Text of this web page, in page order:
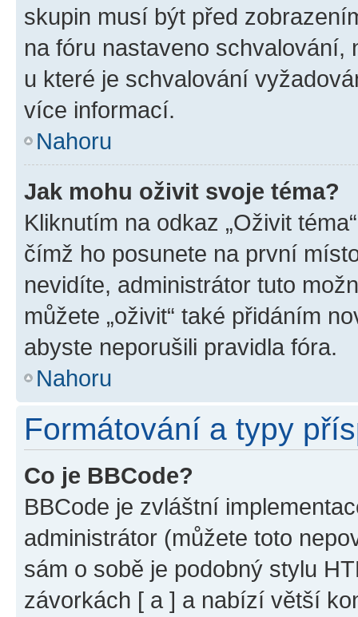
skupin musí být před
na fóru nastaveno schvalování,
u které je schvalování
více informací.
Nahoru
Jak mohu oživit svoje téma?
Kliknutím na odkaz „Oživit
čímž ho posunete na první
nevidíte, administrátor tuto
můžete „oživit“ také přidáním
abyste neporušili pravidla fóra.
Nahoru
Formátování a typy
Co je BBCode?
BBCode je zvláštní
administrátor (můžete toto
sám o sobě je podobný stylu
závorkách [ a ] a nabízí větší